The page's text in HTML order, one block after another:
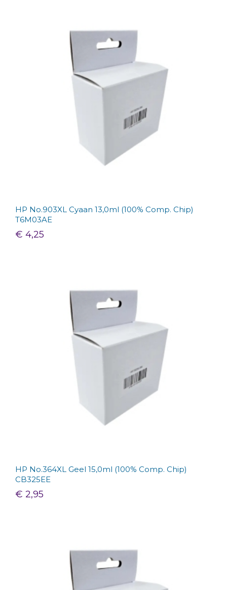
HP No.903XL Cyaan 13,0ml (100% Comp. Chip)
T6M03AE
€ 4,25
HP No.364XL Geel 15,0ml (100% Comp. Chip)
CB325EE
€ 2,95